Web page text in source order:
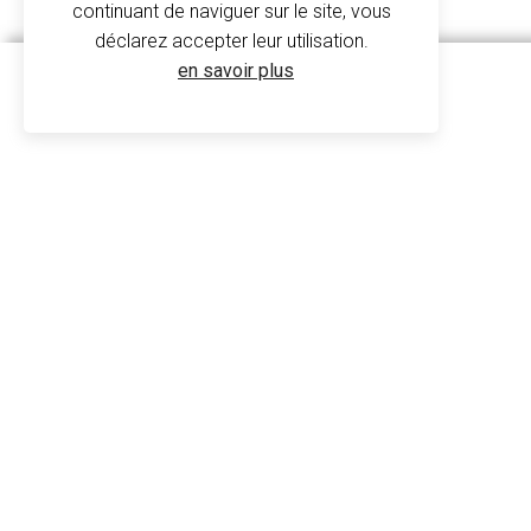
À propos
Sweat Oh Oh Oh! Classic
continuant de naviguer sur le site, vous
déclarez accepter leur utilisation.
en savoir plus